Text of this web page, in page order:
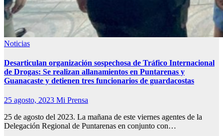
Noticias
Desarticulan organización sospechosa de Tráfico Internacional
de Drogas: Se realizan allanamientos en Puntarenas y
Guanacaste y detienen tres funcionarios de guardacostas
25 agosto, 2023 Mi Prensa
25 de agosto del 2023. La mañana de este viernes agentes de la
Delegación Regional de Puntarenas en conjunto con…